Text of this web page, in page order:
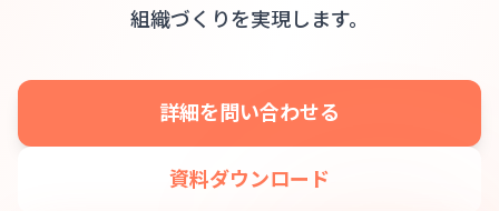
組織づくりを実現します。
詳細を問い合わせる
資料ダウンロード